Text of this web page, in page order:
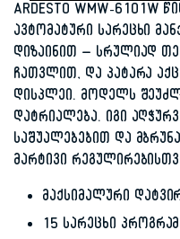
ARDESTO WMW-6101W
ავტომატური სარეცხი
დიზაინით – სრულიად
ჩათვლით, და პატარა
დისპლეი. მოდელს
დატრიალება. იგი
საშუალებებით და
მარტივი
მაქსიმალური
15 სარეცხი